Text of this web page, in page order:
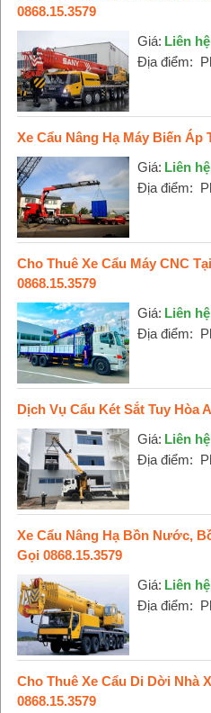
0868.15.3579
Giá: Liên hệ
Địa điểm:
Xe Cẩu Nâng Hạ Máy Biến Áp
Giá: Liên hệ
Địa điểm:
Cho Thuê Xe Cẩu Máy CNC
0868.15.3579
Giá: Liên hệ
Địa điểm:
Dịch Vụ Cẩu Két Sắt Tuy Hòa
Giá: Liên hệ
Địa điểm:
Xe Cẩu Nâng Hạ Bồn Nước,
Gọi 0868.15.3579
Giá: Liên hệ
Địa điểm:
Cho Thuê Xe Cẩu Di Dời Nhà
0868.15.3579